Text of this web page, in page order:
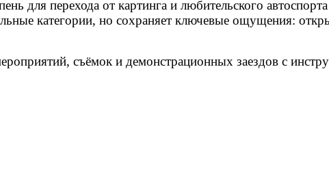
для перехода от картинга и любительского
категории, но сохраняет ключевые ощущения:
съёмок и демонстрационных заездов с